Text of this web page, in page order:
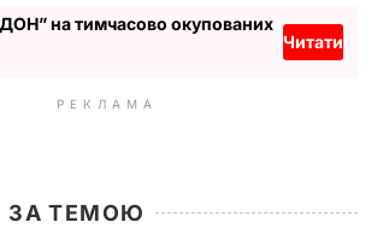
на тимчасово окупованих
Читати
РЕКЛАМА
ЗА ТЕМОЮ